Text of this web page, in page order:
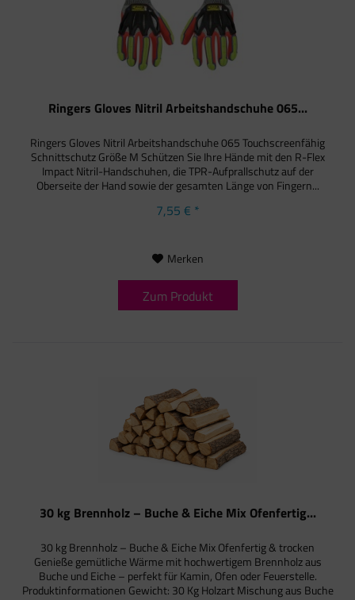
Ringers Gloves Nitril Arbeitshandschuhe 065...
Ringers Gloves Nitril Arbeitshandschuhe 065 Touchscreenfähig
Schnittschutz Größe M Schützen Sie Ihre Hände mit den R-Flex
Impact Nitril-Handschuhen, die TPR-Aufprallschutz auf der
Oberseite der Hand sowie der gesamten Länge von Fingern...
7,55 € *
Merken
Zum Produkt
30 kg Brennholz – Buche & Eiche Mix Ofenfertig...
30 kg Brennholz – Buche & Eiche Mix Ofenfertig & trocken
Genieße gemütliche Wärme mit hochwertigem Brennholz aus
Buche und Eiche – perfekt für Kamin, Ofen oder Feuerstelle.
Produktinformationen Gewicht: 30 Kg Holzart Mischung aus Buche